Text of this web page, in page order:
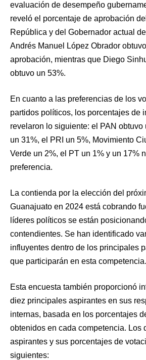
evaluación de desempeño
reveló el porcentaje de aprobación
República y del Gobernador actual
Andrés Manuel López Obrador
aprobación, mientras que Diego
obtuvo un 53%.
En cuanto a las preferencias de los
partidos políticos, los porcentajes de
revelaron lo siguiente: el PAN obtuvo
un 31%, el PRI un 5%, Movimiento
Verde un 2%, el PT un 1% y un 17%
preferencia.
La contienda por la elección del
Guanajuato en 2024 está cobrando
líderes políticos se están
contendientes. Se han identificado
influyentes dentro de los principales
que participarán en esta competencia.
Esta encuesta también proporcionó
diez principales aspirantes en sus
internas, basada en los porcentajes
obtenidos en cada competencia. Los
aspirantes y sus porcentajes de
siguientes: